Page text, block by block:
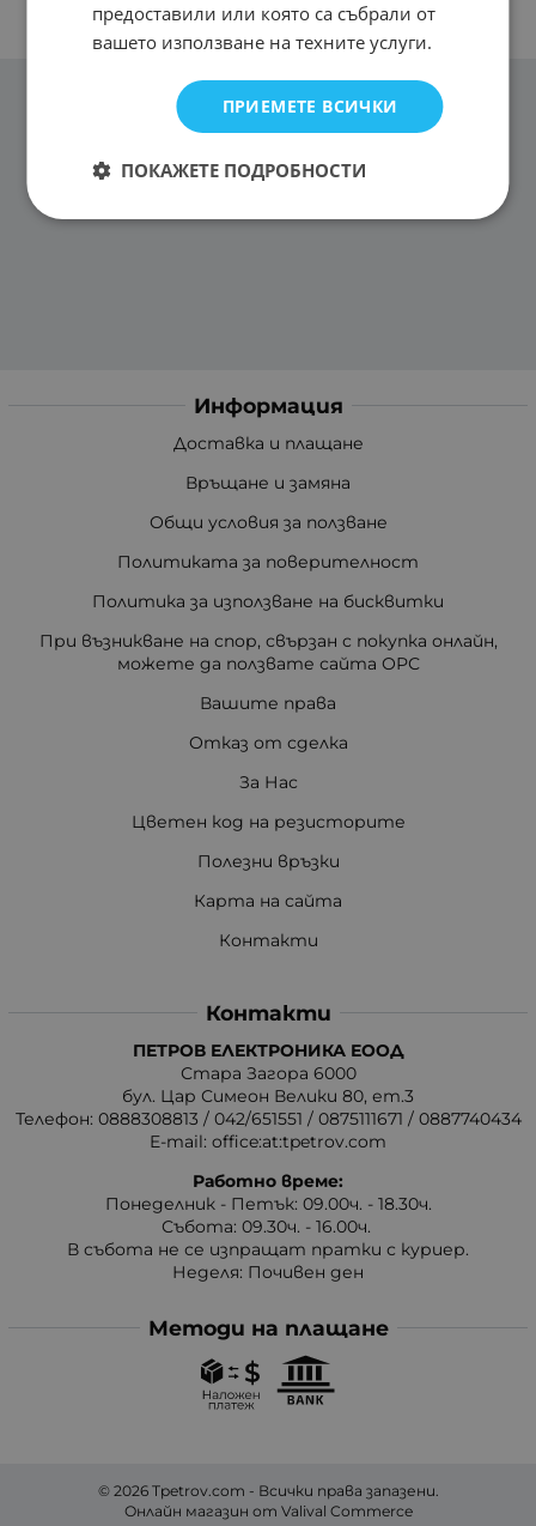
Информация
Доставка и плащане
Връщане и замяна
Общи условия за ползване
Политиката за поверителност
Политика за използване на бисквитки
При възникване на спор, свързан с покупка онлайн,
можете да ползвате сайта ОРС
Вашите права
Отказ от сделка
За Нас
Цветен код на резисторите
Полезни връзки
Карта на сайта
Контакти
Контакти
ПЕТРОВ ЕЛЕКТРОНИКА ЕООД
Стара Загора 6000
бул. Цар Симеон Велики 80, ет.3
Телефон: 0888308813 / 042/651551 / 0875111671 / 0887740434
E-mail: office:at:tpetrov.com
Работно време:
Понеделник - Петък: 09.00ч. - 18.30ч.
Събота: 09.30ч. - 16.00ч.
В събота не се изпращат пратки с куриер.
Неделя: Почивен ден
Методи на плащане
© 2026 Tpetrov.com - Всички права запазени.
Онлайн магазин от Valival Commerce
предоставили или която са събрали от
вашето използване на техните услуги.
ПРИЕМЕТЕ ВСИЧКИ
ПОКАЖЕТЕ ПОДРОБНОСТИ